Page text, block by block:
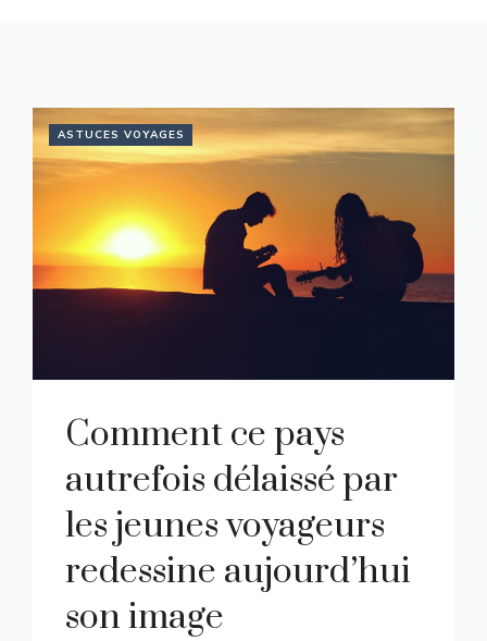
ASTUCES VOYAGES
Comment ce pays
autrefois délaissé par
les jeunes voyageurs
redessine aujourd’hui
son image